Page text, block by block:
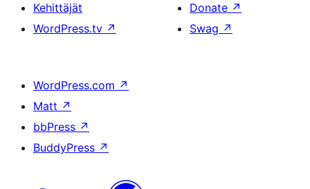
Kehittäjät
WordPress.tv ↗
Donate ↗
Swag ↗
WordPress.com ↗
Matt ↗
bbPress ↗
BuddyPress ↗